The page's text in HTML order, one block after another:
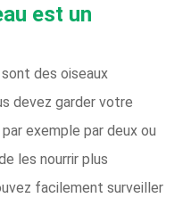
est un
des oiseaux
devez garder votre
exemple par deux ou
les nourrir plus
facilement surveiller